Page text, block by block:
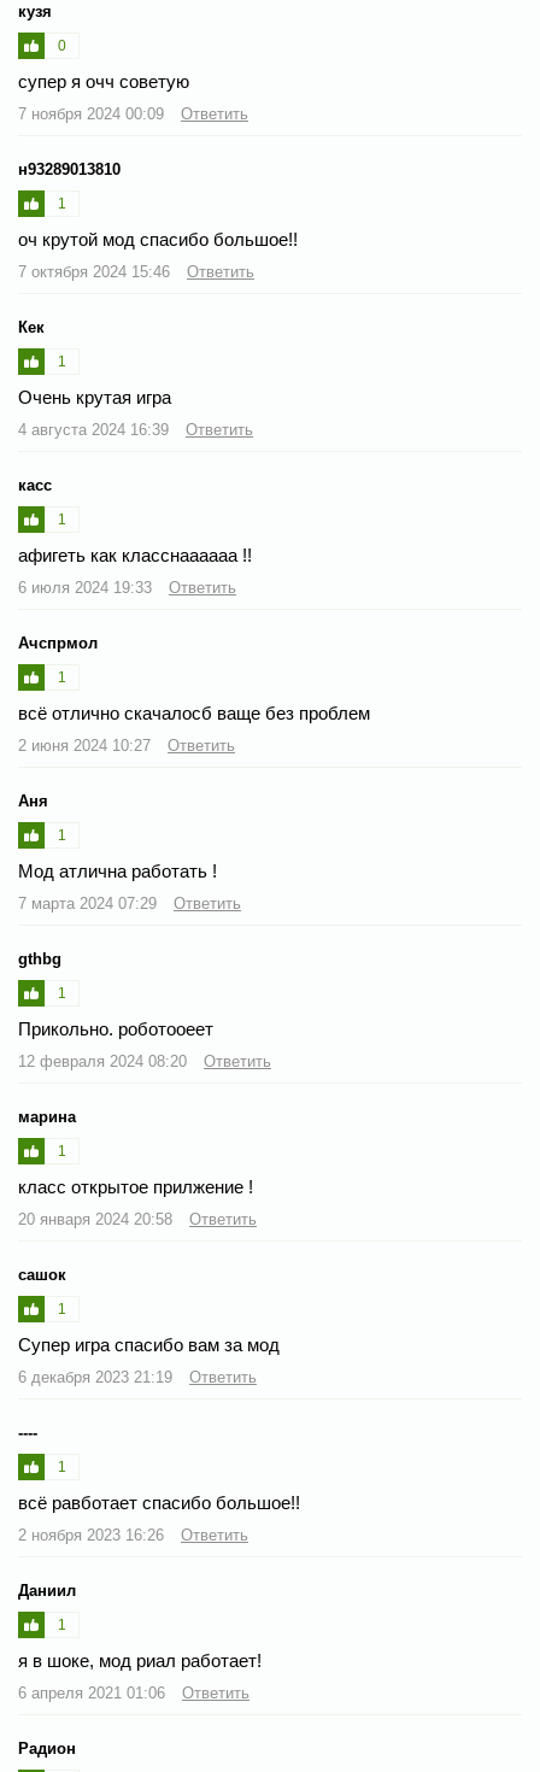
кузя
0
супер я очч советую
7 ноября 2024 00:09 Ответить
н93289013810
1
оч крутой мод спасибо большое!!
7 октября 2024 15:46 Ответить
Кек
1
Очень крутая игра
4 августа 2024 16:39 Ответить
касс
1
афигеть как класснаааааа !!
6 июля 2024 19:33 Ответить
Ачспрмол
1
всё отлично скачалосб ваще без проблем
2 июня 2024 10:27 Ответить
Аня
1
Мод атлична работать !
7 марта 2024 07:29 Ответить
gthbg
1
Прикольно. роботооеет
12 февраля 2024 08:20 Ответить
марина
1
класс открытое прилжение !
20 января 2024 20:58 Ответить
сашок
1
Супер игра спасибо вам за мод
6 декабря 2023 21:19 Ответить
----
1
всё равботает спасибо большое!!
2 ноября 2023 16:26 Ответить
Даниил
1
я в шоке, мод риал работает!
6 апреля 2021 01:06 Ответить
Радион